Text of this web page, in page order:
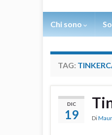
Chi sono
TAG:
DIC
19 Di